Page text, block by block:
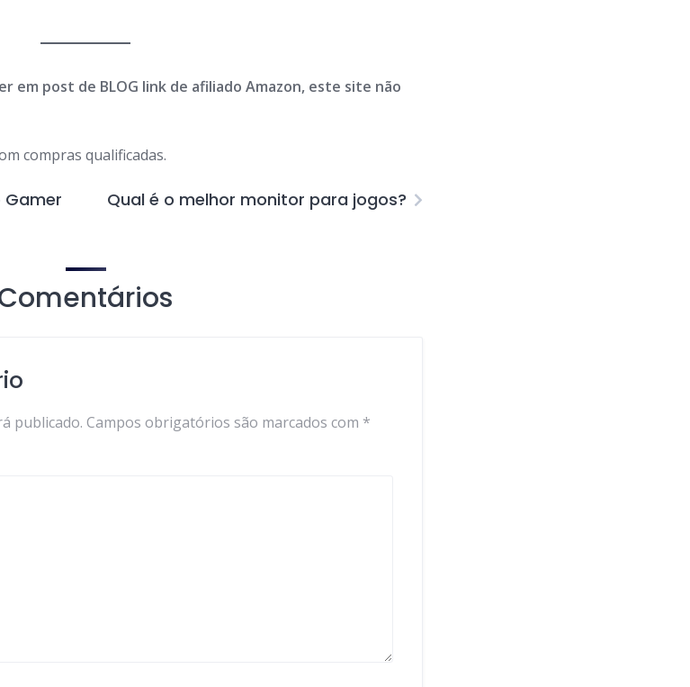
em post de BLOG link de afiliado Amazon, este site não
compras qualificadas.
Qual é o melhor monitor para jogos?
publicado. Campos obrigatórios são marcados com *